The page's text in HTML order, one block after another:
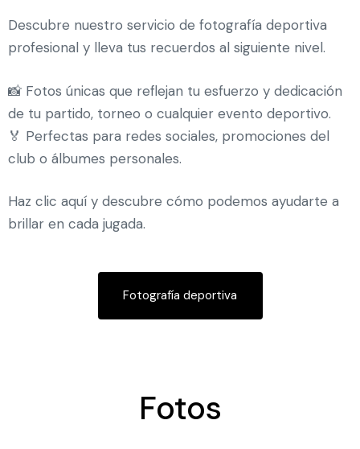
Descubre nuestro servicio de fotografía deportiva
profesional y lleva tus recuerdos al siguiente nivel.
📸 Fotos únicas que reflejan tu esfuerzo y dedicación
de tu partido, torneo o cualquier evento deportivo.
🏅 Perfectas para redes sociales, promociones del
club o álbumes personales.
Haz clic aquí y descubre cómo podemos ayudarte a
brillar en cada jugada.
Fotografía deportiva
Fotos